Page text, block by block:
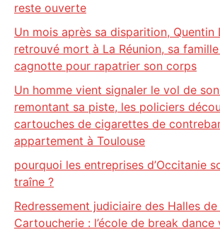
reste ouverte
Un mois après sa disparition, Quentin
retrouvé mort à La Réunion, sa
cagnotte pour rapatrier son corps
Un homme vient signaler le vol de
remontant sa piste, les policiers
cartouches de cigarettes de
appartement à Toulouse
pourquoi les entreprises d’Occitanie
traîne ?
Redressement judiciaire des Halles de
Cartoucherie : l’école de break dance